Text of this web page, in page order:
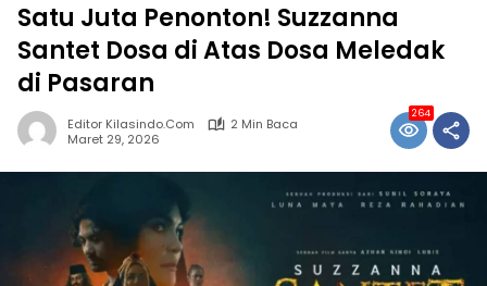
Satu Juta Penonton! Suzzanna
Santet Dosa di Atas Dosa Meledak
di Pasaran
Editor Kilasindo.com
2 Min Baca
Maret 29, 2026
264